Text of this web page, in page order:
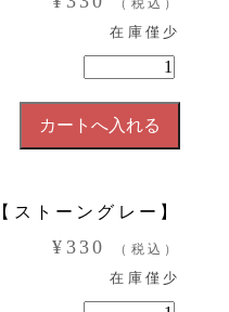
（税込）
在庫僅少
【ストーングレー】
¥330 （税込）
在庫僅少